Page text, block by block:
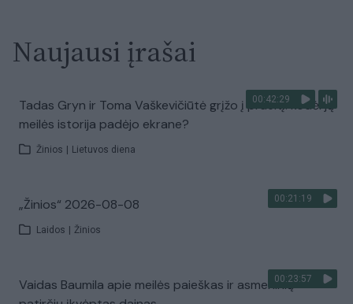
Naujausi įrašai
00:42:29
Tadas Gryn ir Toma Vaškevičiūtė grįžo į praeitį: kodėl jų
meilės istorija padėjo ekrane?
Žinios Lietuvos diena
00:21:19
„Žinios“ 2026-08-08
Laidos Žinios
00:23:57
Vaidas Baumila apie meilės paieškas ir asmeninių